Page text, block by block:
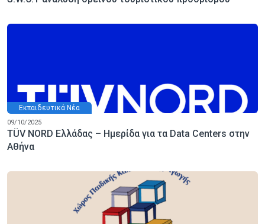
Εκπαιδευτικά Νέα
09/10/2025
TÜV NORD Ελλάδας – Ημερίδα για τα Data Centers στην
Αθήνα